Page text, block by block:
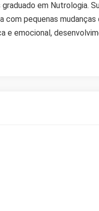
em Nutrologia.
com pequenas
e emocional,